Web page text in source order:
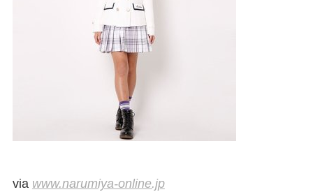
via www.narumiya-online.jp